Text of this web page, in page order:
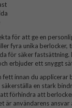
för att ge en
fyra unika
för säker
erbjuder ett snyggt
innan du
en stark
förhindra att
är användarens